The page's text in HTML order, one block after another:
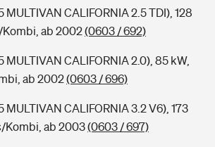
MULTIVAN CALIFORNIA 2.5 TDI), 128
Kombi, ab 2002(0603 / 692)
MULTIVAN CALIFORNIA 2.0), 85 kW,
ab 2002(0603 / 696)
MULTIVAN CALIFORNIA 3.2 V6), 173
Kombi, ab 2003(0603 / 697)